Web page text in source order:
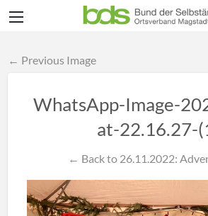
← Previous Image
WhatsApp-Image-
at-22.16.27-
← Back to 26.11.2022: